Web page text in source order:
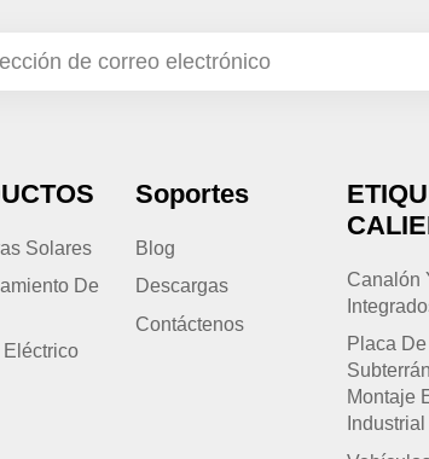
Solares
De
Soportes
Blog
Descargas
Contáctenos
Canalón
Placa
Montaje
Industrial